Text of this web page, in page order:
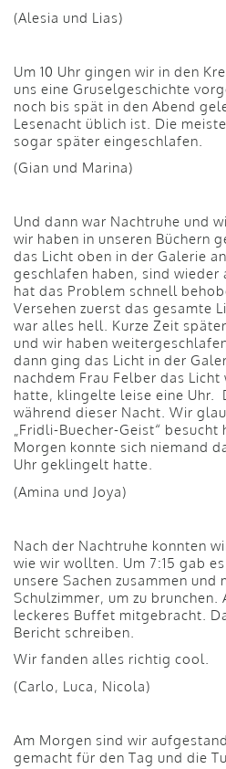
(Alesia und Lias)
Um 10 Uhr gingen wir in den
uns eine Gruselgeschichte
noch bis spät in den Abend
Lesenacht üblich ist. Die
sogar später eingeschlafen.
(Gian und Marina)
Und dann war Nachtruhe und
wir haben in unseren Büchern
das Licht oben in der Galerie
geschlafen haben, sind wieder
hat das Problem schnell
Versehen zuerst das gesamte
war alles hell. Kurze Zeit
und wir haben
dann ging das Licht in der
nachdem Frau Felber das
hatte, klingelte leise eine Uhr.
während dieser Nacht. Wir
„Fridli-Buecher-Geist“ besucht
Morgen konnte sich niemand
Uhr geklingelt hatte.
(Amina und Joya)
Nach der Nachtruhe konnten
wie wir wollten. Um 7:15 gab
unsere Sachen zusammen und
Schulzimmer, um zu
leckeres Buffet mitgebracht.
Bericht schreiben.
Wir fanden alles richtig cool.
(Carlo, Luca, Nicola)
Am Morgen sind wir
gemacht für den Tag und die